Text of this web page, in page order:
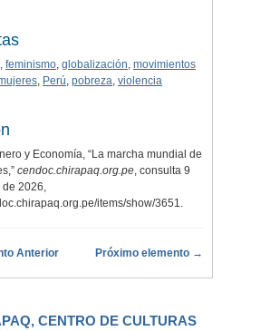
, feminismo, globalización, movimientos
, Perú, pobreza, violencia
y Economía, “La marcha mundial de
cendoc.chirapaq.org.pe, consulta 9
de 2026,
items/show/3651.
Anterior Próximo elemento →
CENTRO DE CULTURAS